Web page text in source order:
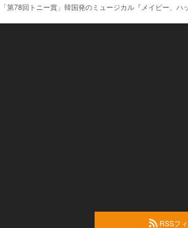
「第78回トニー賞」韓国発のミュージカル『メイビー、
RSSフ